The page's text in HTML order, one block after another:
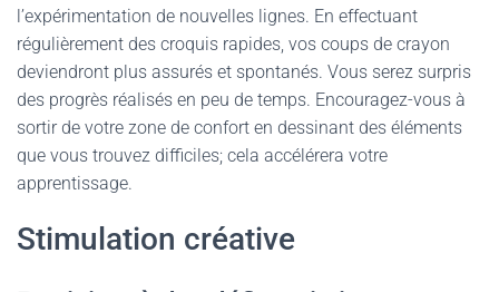
l’expérimentation de nouvelles lignes. En effectuant
régulièrement des croquis rapides, vos coups de crayon
deviendront plus assurés et spontanés. Vous serez surpris
des progrès réalisés en peu de temps. Encouragez-vous à
sortir de votre zone de confort en dessinant des éléments
que vous trouvez difficiles; cela accélérera votre
apprentissage.
Stimulation créative